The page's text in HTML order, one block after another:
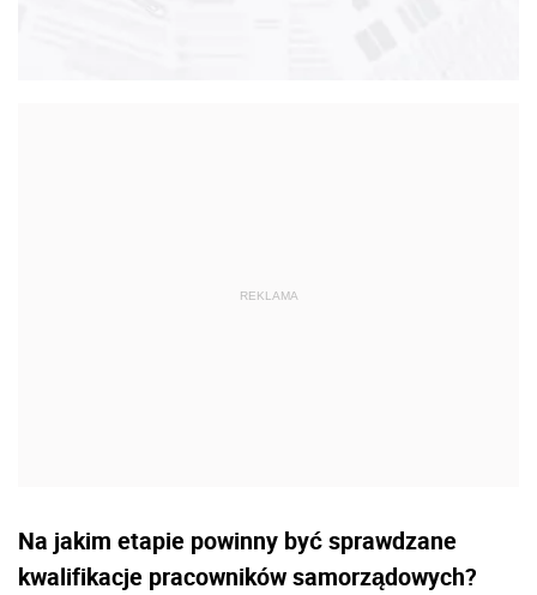
Na jakim etapie powinny być sprawdzane
kwalifikacje pracowników samorządowych?